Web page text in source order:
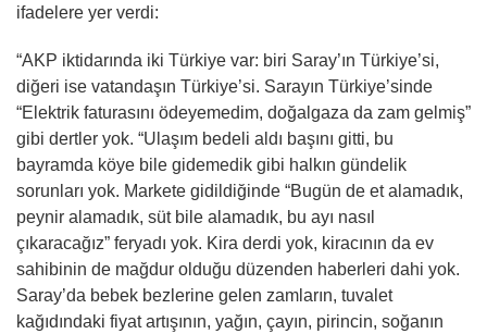
ifadelere yer verdi:
“AKP iktidarında iki Türkiye var: biri Saray’ın Türkiye’si,
diğeri ise vatandaşın Türkiye’si. Sarayın Türkiye’sinde
“Elektrik faturasını ödeyemedim, doğalgaza da zam gelmiş”
gibi dertler yok. “Ulaşım bedeli aldı başını gitti, bu
bayramda köye bile gidemedik gibi halkın gündelik
sorunları yok. Markete gidildiğinde “Bugün de et alamadık,
peynir alamadık, süt bile alamadık, bu ayı nasıl
çıkaracağız” feryadı yok. Kira derdi yok, kiracının da ev
sahibinin de mağdur olduğu düzenden haberleri dahi yok.
Saray’da bebek bezlerine gelen zamların, tuvalet
kağıdındaki fiyat artışının, yağın, çayın, pirincin, soğanın